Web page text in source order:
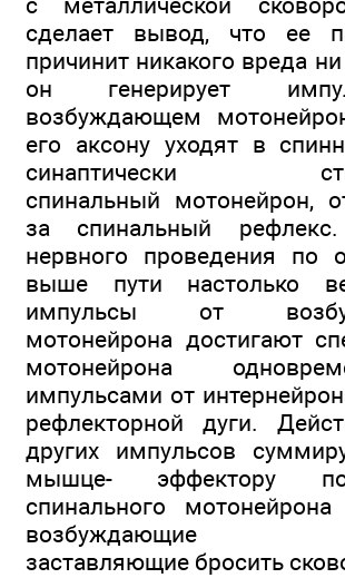
сделает вывод, что ее
причинит никакого вреда
он генерирует
возбуждающем
его аксону уходят в
синаптически
спинальный мотонейрон,
за спинальный
нервного проведения по
выше пути настолько
импульсы от
мотонейрона достигают
мотонейрона
импульсами от
рефлекторной дуги.
других импульсов
мышце- эффектору
спинального мотонейрона
возбуждающие
заставляющие бросить